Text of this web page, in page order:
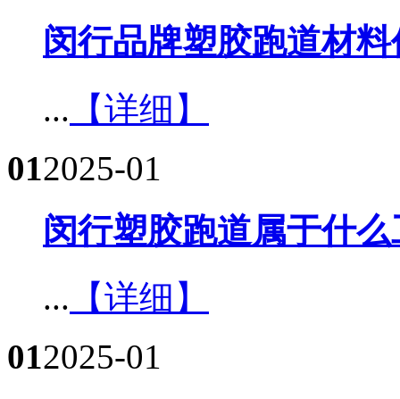
闵行品牌塑胶跑道材
... 【详细】
012025-01
闵行塑胶跑道属于什么
... 【详细】
012025-01